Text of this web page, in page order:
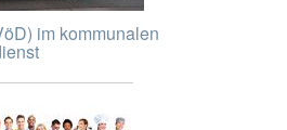
im kommunalen